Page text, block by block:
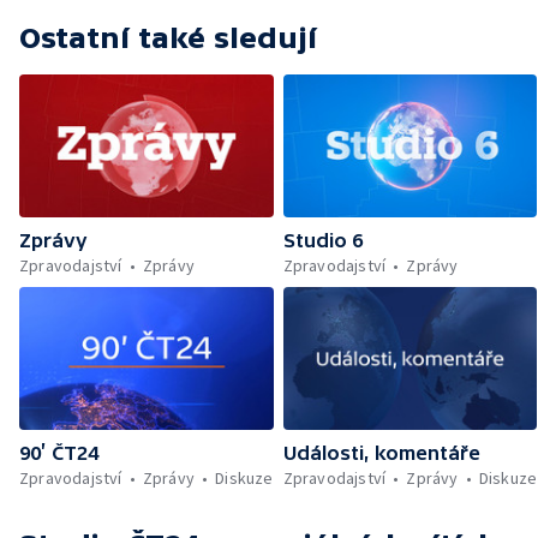
Ostatní také sledují
Zprávy
Zpravodajství
Zprávy
Studio 6
Zpravodajství
Zprávy
90’ ČT24
Zpravodajství
Zprávy Diskuze
Události, komentáře
Zpravodajství
Zprávy Diskuze